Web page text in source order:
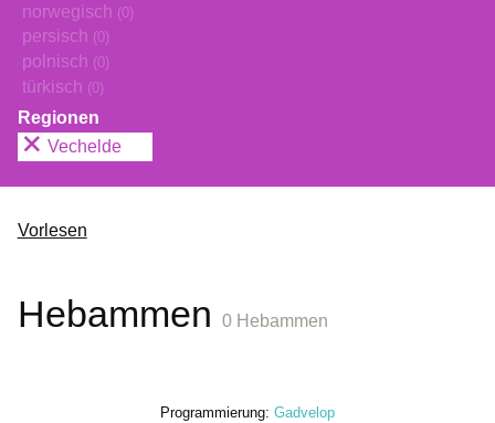
norwegisch (0)
persisch (0)
polnisch (0)
türkisch (0)
Regionen
Vechelde
Vorlesen
Hebammen 0 Hebammen
Programmierung: Gadvelop